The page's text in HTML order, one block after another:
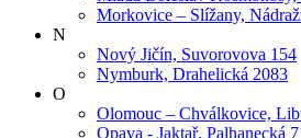
Morkovice – Slížany,
N
Nový Jičín, Suvorovova 154
Nymburk, Drahelická 2083
O
Olomouc – Chválkovice,
Opava - Jaktař, Palhanecká